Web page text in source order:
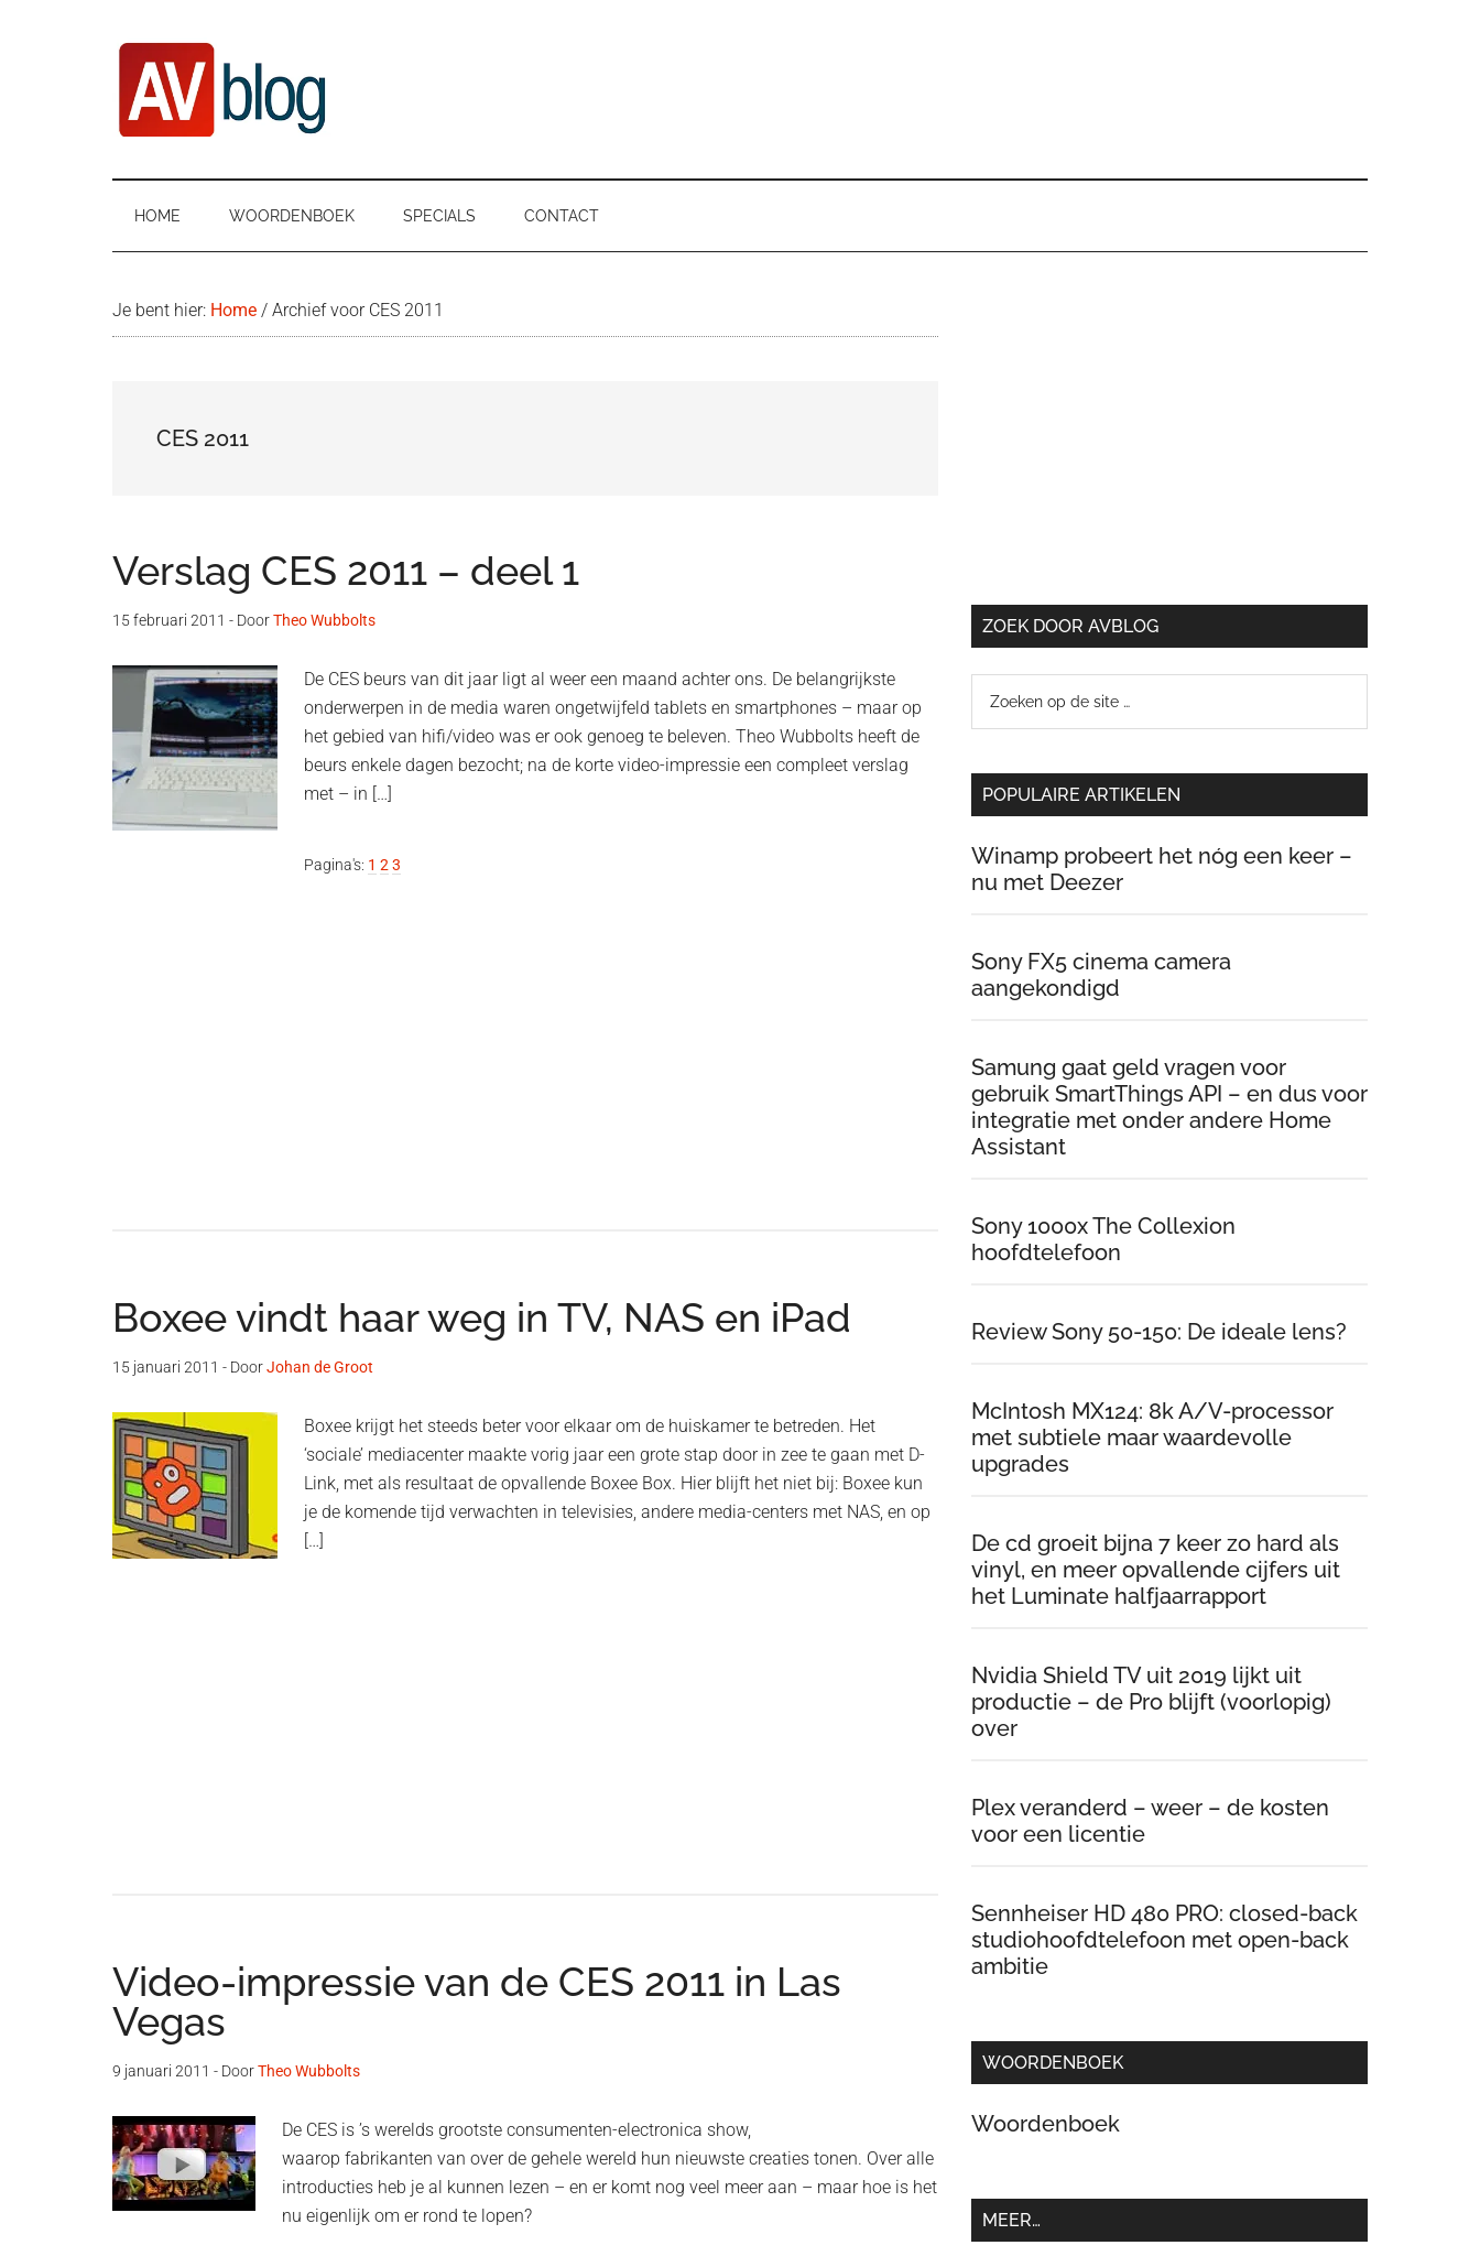
AVblog
HOME WOORDENBOEK SPECIALS CONTACT
Je bent hier: Home / Archief voor CES 2011
CES 2011
Verslag CES 2011 – deel 1
15 februari 2011 - DoorTheo Wubbolts
De CES beurs van dit jaar ligt al weer een maand achter ons. De belangrijkste
onderwerpen in de media waren ongetwijfeld tablets en smartphones – maar op
het gebied van hifi/video was er ook genoeg te beleven. Theo Wubbolts heeft de
beurs enkele dagen bezocht; na de korte video-impressie een compleet verslag
met – in […]
Pagina's: Pagina
1 Pagina
2 Pagina
3
Boxee vindt haar weg in TV, NAS en iPad
15 januari 2011 - DoorJohan de Groot
Boxee krijgt het steeds beter voor elkaar om de huiskamer te betreden. Het
‘sociale’ mediacenter maakte vorig jaar een grote stap door in zee te gaan met D-
Link, met als resultaat de opvallende Boxee Box. Hier blijft het niet bij: Boxee kun
je de komende tijd verwachten in televisies, andere media-centers met NAS, en op
[…]
Video-impressie van de CES 2011 in Las
Vegas
9 januari 2011 - DoorTheo Wubbolts
De CES is ’s werelds grootste consumenten-electronica show,
waarop fabrikanten van over de gehele wereld hun nieuwste creaties tonen. Over alle
introducties heb je al kunnen lezen – en er komt nog veel meer aan – maar hoe is het
nu eigenlijk om er rond te lopen?
ZOEK DOOR AVBLOG
site
POPULAIRE ARTIKELEN
Winamp probeert het nóg een keer –
nu met Deezer
Sony FX5 cinema camera
aangekondigd
Samung gaat geld vragen voor
gebruik SmartThings API – en dus voor
integratie met onder andere Home
Assistant
Sony 1000x The Collexion
hoofdtelefoon
Review Sony 50-150: De ideale lens?
McIntosh MX124: 8k A/V-processor
met subtiele maar waardevolle
upgrades
De cd groeit bijna 7 keer zo hard als
vinyl, en meer opvallende cijfers uit
het Luminate halfjaarrapport
Nvidia Shield TV uit 2019 lijkt uit
productie – de Pro blijft (voorlopig)
over
Plex veranderd – weer – de kosten
voor een licentie
Sennheiser HD 480 PRO: closed-back
studiohoofdtelefoon met open-back
ambitie
WOORDENBOEK
Woordenboek
MEER…